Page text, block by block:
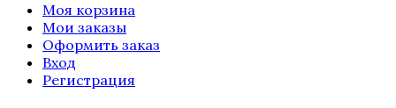
Моя корзина
Мои заказы
Оформить заказ
Вход
Регистрация